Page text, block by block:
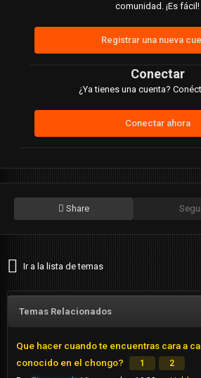
comunidad. ¡Es fácil!
Registrar una nueva
Conectar
¿Ya tienes una cuenta?
Conectar ahora
Share
Ir a la lista de temas
Temas Relacionados
Que hacer cuando te encuentras cara a
conocido en el chongo?
1 2